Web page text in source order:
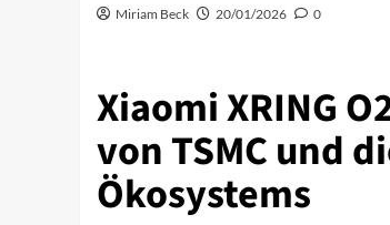
Miriam Beck 20/01/2026 0
Xiaomi XRING
von TSMC und
Ökosystems